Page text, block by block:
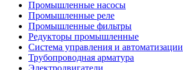
Промышленные насосы
Промышленные реле
Промышленные фильтры
Редукторы промышленные
Система управления и автоматизации
Трубопроводная арматура
Электродвигатели